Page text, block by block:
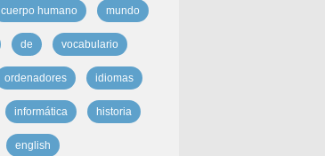
cuerpo humano mundo
de vocabulario
ordenadores idiomas
informática historia
english